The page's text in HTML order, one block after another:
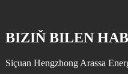
BIZIŇ BILEN
Siçuan Hengzhong Arassa